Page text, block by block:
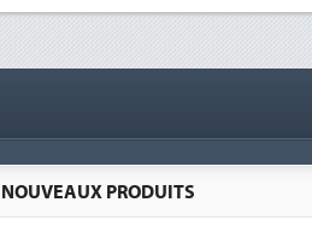
NOUVEAUX PRODUITS